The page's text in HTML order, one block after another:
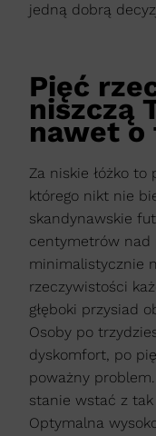
jedną dobrą
Pięć
niszczą
nawet o
Za niskie łóżko
którego nikt nie
skandynawskie
centymetrów nad
minimalistycznie
rzeczywistości
głęboki przysiad
Osoby po
dyskomfort, po
poważny
stanie wstać z tak
Optymalna